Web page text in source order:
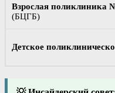
Взрослая поликлиника
(БЦГБ)
Детское